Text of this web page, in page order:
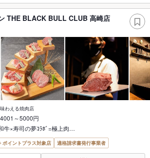
THE BLACK BULL CLUB 高崎店
わえる焼肉店
4001～5000円
牛×寿司の夢ｺﾗﾎﾞ=極上肉…
ポイントプラス対象店 適格請求書発行事業者